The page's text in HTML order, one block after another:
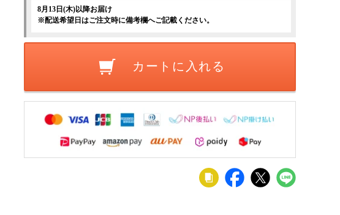
8月13日(木)以降お届け
※配送希望日はご注文時に備考欄へご記載ください。
カートに入れる